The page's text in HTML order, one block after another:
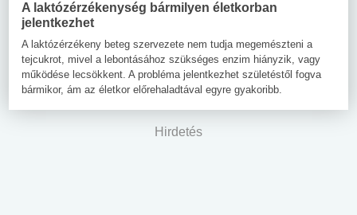
A laktózérzékenység bármilyen életkorban
jelentkezhet
A laktózérzékeny beteg szervezete nem tudja megemészteni a
tejcukrot, mivel a lebontásához szükséges enzim hiányzik, vagy
működése lecsökkent. A probléma jelentkezhet születéstől fogva
bármikor, ám az életkor előrehaladtával egyre gyakoribb.
Hirdetés